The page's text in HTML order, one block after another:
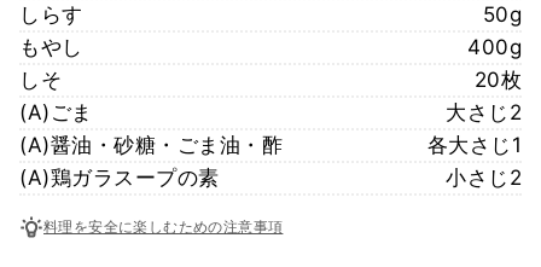
しらす
50g
もやし
400g
しそ
20枚
(A)ごま
大さじ2
(A)醤油・砂糖・ごま油・酢
各大さじ1
(A)鶏ガラスープの素
小さじ2
料理を安全に楽しむための注意事項